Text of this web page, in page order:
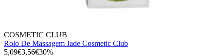
COSMETIC CLUB
Rolo De Massagem Jade Cosmetic Club
5,09€3,56€30%